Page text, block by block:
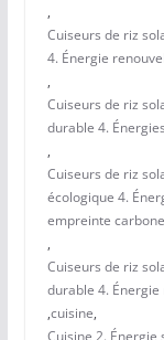
,
Cuiseurs de riz
4. Énergie
,
Cuiseurs de riz
durable 4.
,
Cuiseurs de riz
écologique 4.
empreinte carbone
,
Cuiseurs de riz
durable 4.
,cuisine,
Cuisine 2. Énergie